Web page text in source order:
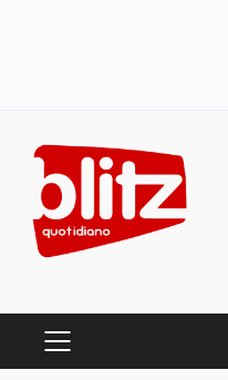
content
PRIMARY